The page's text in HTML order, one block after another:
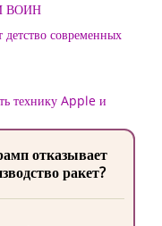
ВОИН
современных
технику Apple и
отказывает
ракет?